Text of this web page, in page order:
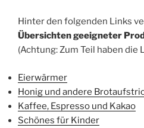
Hinter den folgenden Links
Übersichten geeigneter
(Achtung: Zum Teil haben
Eierwärmer
Honig und andere
Kaffee, Espresso und Kakao
Schönes für Kinder